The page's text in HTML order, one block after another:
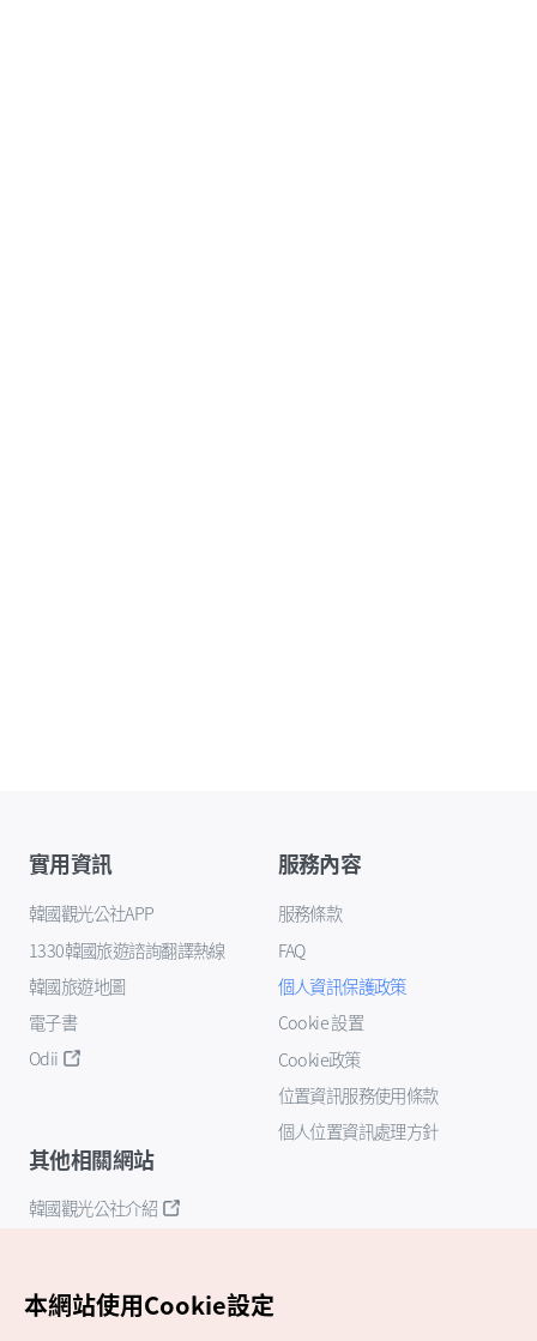
實用資訊
韓國觀光公社APP
1330韓國旅遊諮詢翻譯熱線
韓國旅遊地圖
電子書
Odii
服務內容
服務條款
FAQ
個人資訊保護政策
Cookie 設置
Cookie政策
位置資訊服務使用條款
個人位置資訊處理方針
其他相關網站
韓國觀光公社介紹
本網站使用Cookie設定